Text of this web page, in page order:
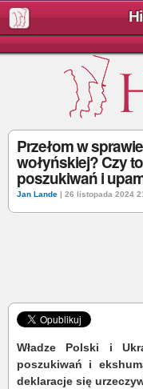
Przełom w
wołyńskiej? Czy
poszukiwań i
Jan Lande | 26 listopada 2024
Władze Polski i
poszukiwań i
deklaracje się